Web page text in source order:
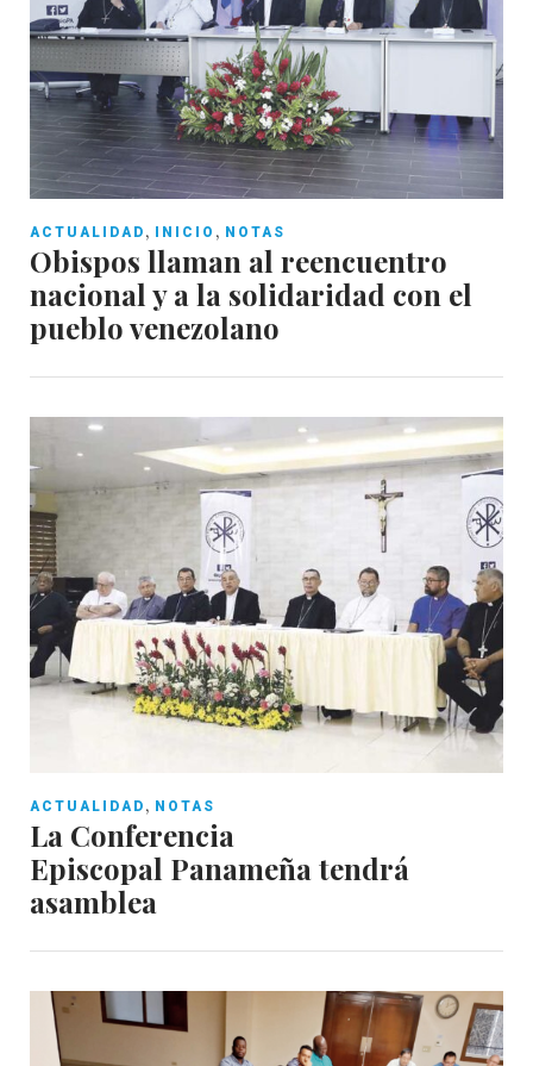
ACTUALIDAD , INICIO , NOTAS
Obispos llaman al reencuentro
nacional y a la solidaridad con el
pueblo venezolano
ACTUALIDAD , NOTAS
La Conferencia
Episcopal Panameña tendrá
asamblea